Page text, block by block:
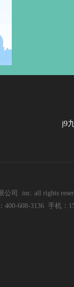
j9
司 inc. all rights
608-3136 手机：